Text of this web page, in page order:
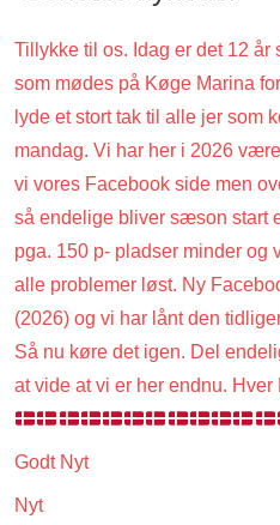
Tillykke til os. Idag er det 12 år
som mødes på Køge Marina
lyde et stort tak til alle jer som
mandag. Vi har her i 2026
vi vores Facebook side men
så endelige bliver sæson start
pga. 150 p- pladser minder
alle problemer løst. Ny
(2026) og vi har lånt den
Så nu køre det igen. Del
at vide at vi er her endnu.
Godt Nyt
Nyt